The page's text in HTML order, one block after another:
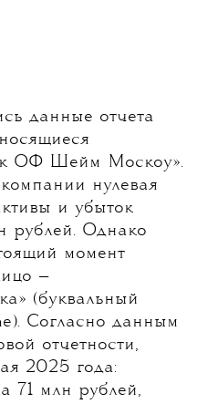
данные отчета
ОФ Шейм Москоу».
нулевая
и убыток
рублей. Однако
момент
—
(буквальный
Согласно данным
отчетности,
2025 года:
71 млн рублей,